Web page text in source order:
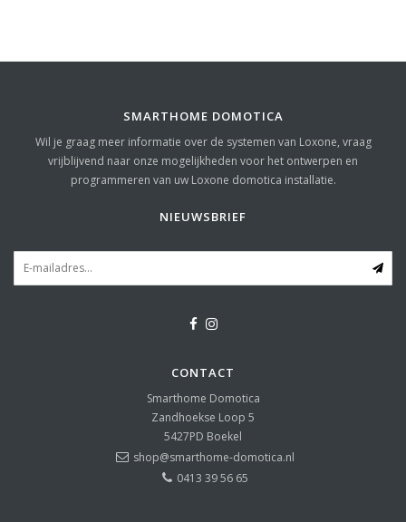
SMARTHOME DOMOTICA
Wil je graag meer informatie over de systemen van Loxone, vraag
vrijblijvend naar onze mogelijkheden voor het ontwerpen en
programmeren van uw Loxone domotica installatie.
NIEUWSBRIEF
CONTACT
Smarthome Domotica
Zandhoekse Loop 5
5427PD Boekel
shop@smarthome-domotica.nl
0413 39 56 65